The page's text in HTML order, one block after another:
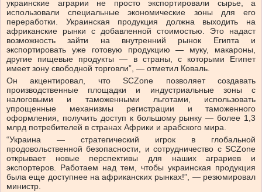
украинские аграрии не просто экспортировали сырье, а
использовали специальные экономические зоны для его
переработки. Украинская продукция должна выходить на
африканские рынки с добавленной стоимостью. Это надаст
возможность зайти на внутренний рынок Египта и
экспортировать уже готовую продукцию — муку, макароны,
другие пищевые продукты — в страны, с которыми Египет
имеет зону свободной торговли”, — отметил Коваль.
Он акцентировал, что SCZone позволяет создавать
производственные площадки и индустриальные зоны с
налоговыми и таможенными льготами, использовать
упрощенные механизмы регистрации и таможенного
оформления, получить доступ к большому рынку — более 1,3
млрд потребителей в странах Африки и арабского мира.
“Украина — стратегический игрок в глобальной
продовольственной безопасности, и сотрудничество с SCZone
открывает новые перспективы для наших аграриев и
экспортеров. Работаем над тем, чтобы украинская продукция
была еще доступнее на африканских рынках!”, — резюмировал
министр.